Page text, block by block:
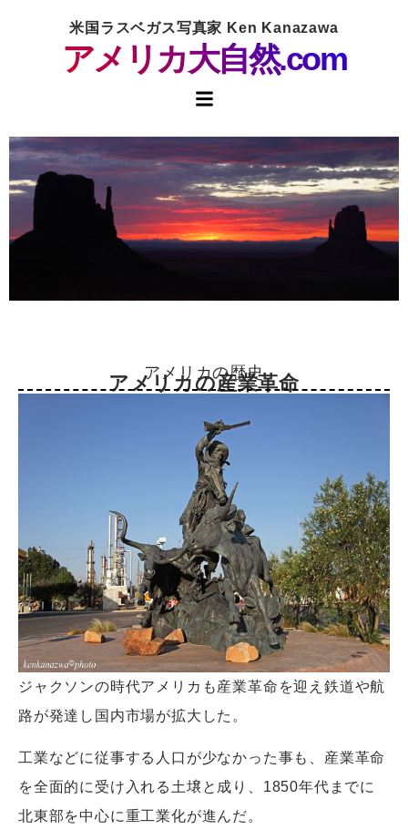
米国ラスベガス写真家 Ken Kanazawa
アメリカ大自然.com
アメリカの歴史
アメリカの産業革命
ジャクソンの時代アメリカも産業革命を迎え鉄道や航
路が発達し国内市場が拡大した。
工業などに従事する人口が少なかった事も、産業革命
を全面的に受け入れる土壌と成り、1850年代までに
北東部を中心に重工業化が進んだ。